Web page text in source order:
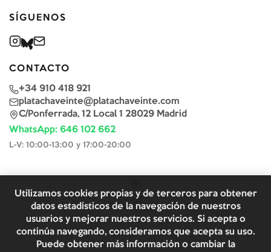
SÍGUENOS
CONTACTO
+34 910 418 921
platachaveinte@platachaveinte.com
C/Ponferrada, 12 Local 1 28029 Madrid
WhatsApp: 646 102 662
L-V: 10:00-13:00 y 17:00-20:00
Utilizamos cookies propias y de terceros para obtener
datos estadísticos de la navegación de nuestros
usuarios y mejorar nuestros servicios. Si acepta o
continúa navegando, consideramos que acepta su uso.
Puede obtener más información o cambiar la